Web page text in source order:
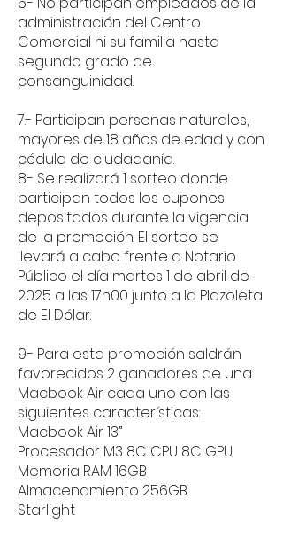
administración del Centro
Comercial ni su familia hasta
segundo grado de
consanguinidad.
7.- Participan personas naturales,
mayores de 18 años de edad y con
cédula de ciudadanía.
8.- Se realizará 1 sorteo donde
participan todos los cupones
depositados durante la vigencia
de la promoción. El sorteo se
llevará a cabo frente a Notario
Público el día martes 1 de abril de
2025 a las 17h00 junto a la Plazoleta
de El Dólar.
9.- Para esta promoción saldrán
favorecidos 2 ganadores de una
Macbook Air cada uno con las
siguientes características:
Macbook Air 13”
Procesador M3 8C CPU 8C GPU
Memoria RAM 16GB
Almacenamiento 256GB
Starlight